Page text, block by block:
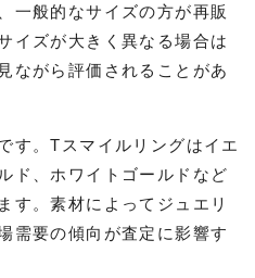
一般的なサイズの方が再販
イズが大きく異なる場合は
ながら評価されることがあ
す。Tスマイルリングはイエ
ド、ホワイトゴールドなど
す。素材によってジュエリ
需要の傾向が査定に影響す